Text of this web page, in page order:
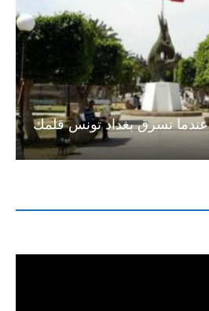
عندما تسرق بغداد تونس قلمك